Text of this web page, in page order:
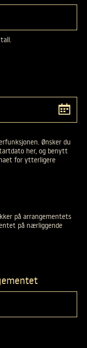
Ønsker du
her, og benytt
for ytterligere
på arrangementets
på nærliggende